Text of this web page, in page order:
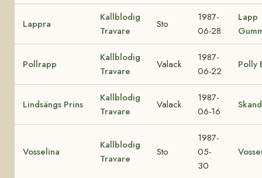
Lappra
Kallblodig
Travare
Sto
1987-
06-28
Lapp
Pollrapp
Kallblodig
Travare
Valack
1987-
06-22
Polly
Lindsängs Prins
Kallblodig
Travare
Valack
1987-
06-16
Vosselina
Kallblodig
Travare
Sto
1987-
05-
30